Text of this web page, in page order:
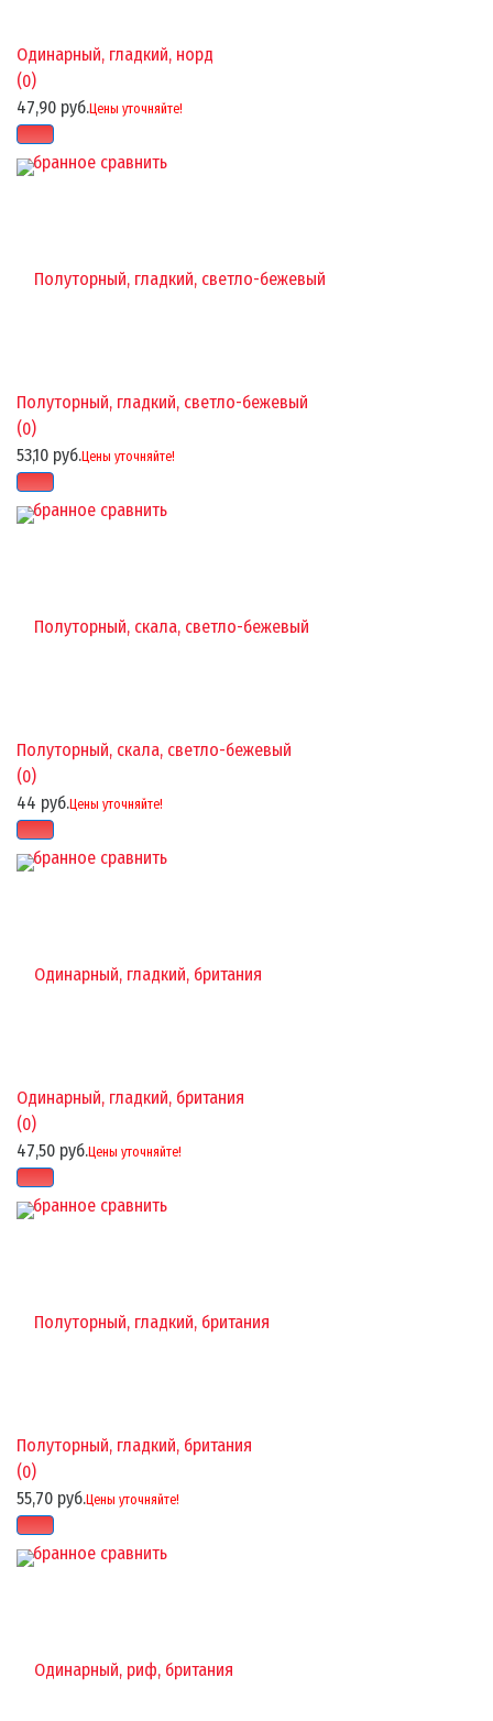
избранное сравнить
Одинарный, гладкий, норд
(0)
47,90 руб.Цены уточняйте!
избранное сравнить
Полуторный, гладкий, светло-бежевый
(0)
53,10 руб.Цены уточняйте!
избранное сравнить
Полуторный, скала, светло-бежевый
(0)
44 руб.Цены уточняйте!
избранное сравнить
Одинарный, гладкий, британия
(0)
47,50 руб.Цены уточняйте!
избранное сравнить
Полуторный, гладкий, британия
(0)
55,70 руб.Цены уточняйте!